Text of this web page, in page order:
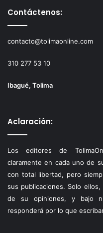
Contáctenos:
contacto@tolimaonline.com
310 277 53 10
Ibagué, Tolima
Aclaración:
Los editores de
claramente en cada uno de
con total libertad, pero
sus publicaciones. Solo
de su opiniones, y bajo
responderá por lo que